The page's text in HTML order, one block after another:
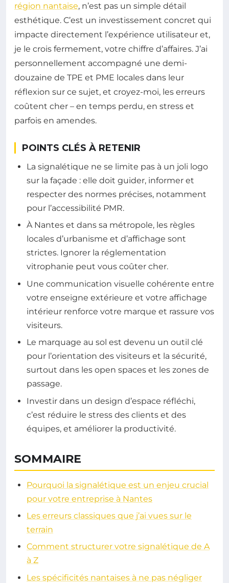
région nantaise, n’est pas un simple détail
esthétique. C’est un investissement concret qui
impacte directement l’expérience utilisateur et,
je le crois fermement, votre chiffre d’affaires. J’ai
personnellement accompagné une demi-
douzaine de TPE et PME locales dans leur
réflexion sur ce sujet, et croyez-moi, les erreurs
coûtent cher – en temps perdu, en stress et
parfois en amendes.
POINTS CLÉS À RETENIR
La signalétique ne se limite pas à un joli logo
sur la façade : elle doit guider, informer et
respecter des normes précises, notamment
pour l’accessibilité PMR.
À Nantes et dans sa métropole, les règles
locales d’urbanisme et d’affichage sont
strictes. Ignorer la réglementation
vitrophanie peut vous coûter cher.
Une communication visuelle cohérente entre
votre enseigne extérieure et votre affichage
intérieur renforce votre marque et rassure vos
visiteurs.
Le marquage au sol est devenu un outil clé
pour l’orientation des visiteurs et la sécurité,
surtout dans les open spaces et les zones de
passage.
Investir dans un design d’espace réfléchi,
c’est réduire le stress des clients et des
équipes, et améliorer la productivité.
SOMMAIRE
Pourquoi la signalétique est un enjeu crucial
pour votre entreprise à Nantes
Les erreurs classiques que j’ai vues sur le
terrain
Comment structurer votre signalétique de A
à Z
Les spécificités nantaises à ne pas négliger